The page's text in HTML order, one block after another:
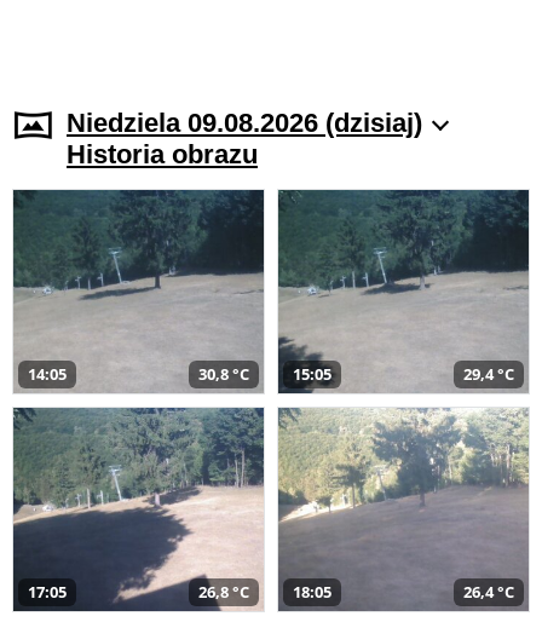
Niedziela 09.08.2026 (dzisiaj)
Historia obrazu
14:05 30,8 °C 15:05 29,4 °C
17:05 26,8 °C 18:05 26,4 °C